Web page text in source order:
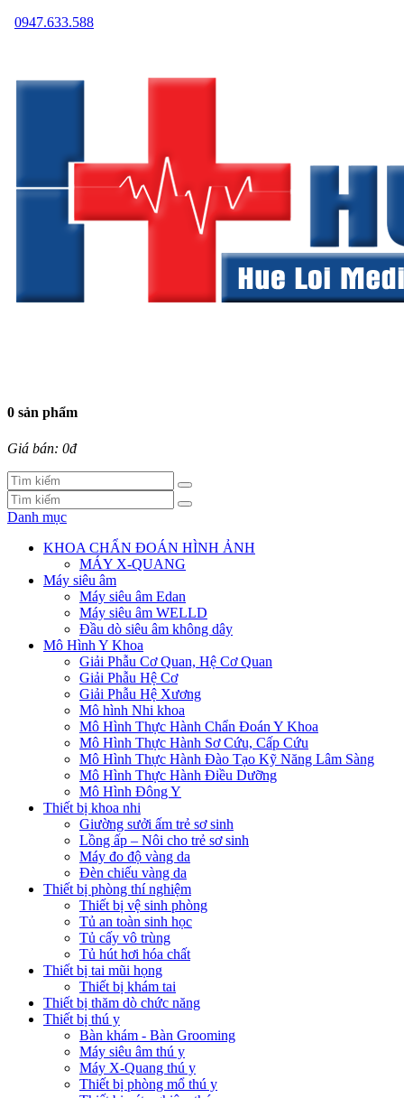
0947.633.588
0 sản phẩm
Giá bán: 0đ
Danh mục
KHOA CHẨN ĐOÁN HÌNH ẢNH
MÁY X-QUANG
Máy siêu âm
Máy siêu âm Edan
Máy siêu âm WELLD
Đầu dò siêu âm không dây
Mô Hình Y Khoa
Giải Phẫu Cơ Quan, Hệ Cơ Quan
Giải Phẫu Hệ Cơ
Giải Phẫu Hệ Xương
Mô hình Nhi khoa
Mô Hình Thực Hành Chẩn Đoán Y Khoa
Mô Hình Thực Hành Sơ Cứu, Cấp Cứu
Mô Hình Thực Hành Đào Tạo Kỹ Năng Lâm Sàng
Mô Hình Thực Hành Điều Dưỡng
Mô Hình Đông Y
Thiết bị khoa nhi
Giường sưởi ấm trẻ sơ sinh
Lồng ấp – Nôi cho trẻ sơ sinh
Máy đo độ vàng da
Đèn chiếu vàng da
Thiết bị phòng thí nghiệm
Thiết bị vệ sinh phòng
Tủ an toàn sinh học
Tủ cấy vô trùng
Tủ hút hơi hóa chất
Thiết bị tai mũi họng
Thiết bị khám tai
Thiết bị thăm dò chức năng
Thiết bị thú y
Bàn khám - Bàn Grooming
Máy siêu âm thú y
Máy X-Quang thú y
Thiết bị phòng mổ thú y